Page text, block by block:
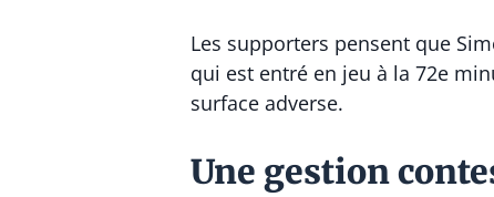
Les supporters pensent que
qui est entré en jeu à la 72e
surface adverse.
Une gestion